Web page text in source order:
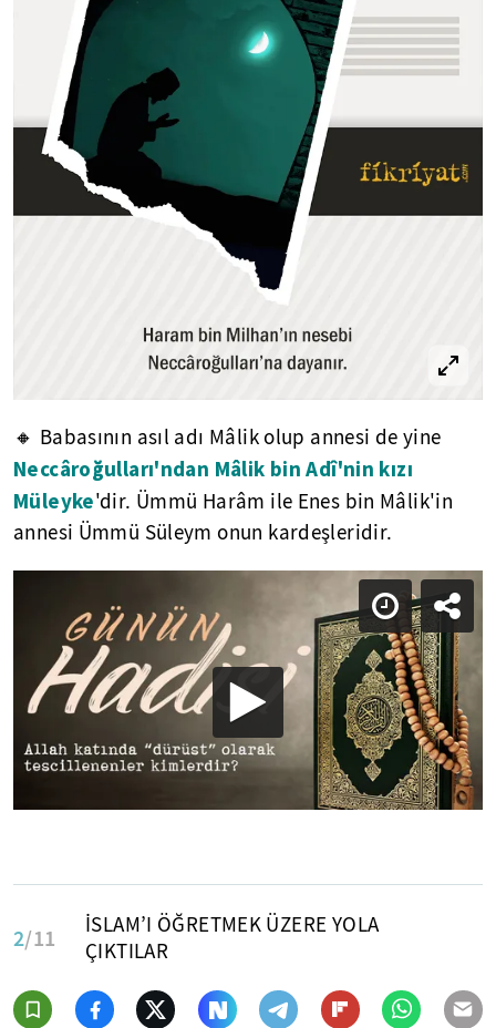
🔸 Babasının asıl adı Mâlik olup annesi de yine
Neccâroğulları'ndan Mâlik bin Adî'nin kızı
Müleyke'dir. Ümmü Harâm ile Enes bin Mâlik'in
annesi Ümmü Süleym onun kardeşleridir.
2/11
İSLAM’I ÖĞRETMEK ÜZERE YOLA
ÇIKTILAR